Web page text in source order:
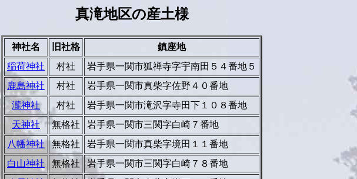
真滝地区の産土様
神社名 旧社格
鎮座地
稲荷神社
村社
岩手県一関市狐禅寺字宇南田５４番地５
鹿島神社
村社
岩手県一関市真柴字佐野４０番地
瀧神社
村社
岩手県一関市滝沢字寺田下１０８番地
天神社
無格社
岩手県一関市三関字白崎７番地
八幡神社
無格社
岩手県一関市真柴字境田１１番地
白山神社
無格社
岩手県一関市三関字白崎７８番地